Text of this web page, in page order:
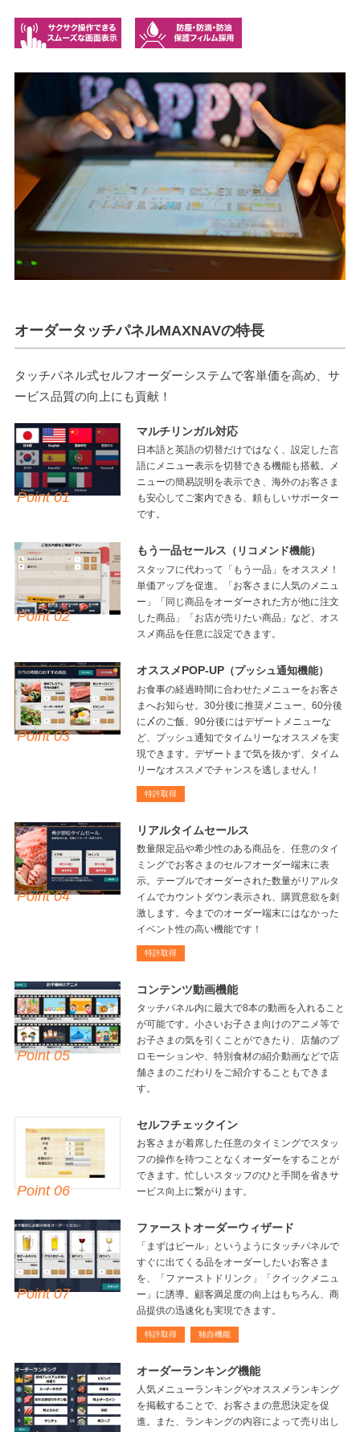
オーダータッチパネルMAXNAVの特長
タッチパネル式セルフオーダーシステムで客単価を高め、サ
ービス品質の向上にも貢献！
Point 01
マルチリンガル対応
日本語と英語の切替だけではなく、設定した言
語にメニュー表示を切替できる機能も搭載。メ
ニューの簡易説明を表示でき、海外のお客さま
も安心してご案内できる、頼もしいサポーター
です。
Point 02
もう一品セールス （リコメンド機能）
スタッフに代わって「もう一品」をオススメ！
単価アップを促進。「お客さまに人気のメニュ
ー」「同じ商品をオーダーされた方が他に注文
した商品」「お店が売りたい商品」など、オス
スメ商品を任意に設定できます。
Point 03
オススメPOP-UP （プッシュ通知機能）
お食事の経過時間に合わせたメニューをお客さ
まへお知らせ。30分後に推奨メニュー、60分後
に〆のご飯、90分後にはデザートメニューな
ど、プッシュ通知でタイムリーなオススメを実
現できます。デザートまで気を抜かず、タイム
リーなオススメでチャンスを逃しません！
特許取得
Point 04
リアルタイムセールス
数量限定品や希少性のある商品を、任意のタイ
ミングでお客さまのセルフオーダー端末に表
示。テーブルでオーダーされた数量がリアルタ
イムでカウントダウン表示され、購買意欲を刺
激します。今までのオーダー端末にはなかった
イベント性の高い機能です！
特許取得
Point 05
コンテンツ動画機能
タッチパネル内に最大で8本の動画を入れること
が可能です。小さいお子さま向けのアニメ等で
お子さまの気を引くことができたり、店舗のプ
ロモーションや、特別食材の紹介動画などで店
舗さまのこだわりをご紹介することもできま
す。
Point 06
セルフチェックイン
お客さまが着席した任意のタイミングでスタッ
フの操作を待つことなくオーダーをすることが
できます。忙しいスタッフのひと手間を省きサ
ービス向上に繋がります。
Point 07
ファーストオーダーウィザード
「まずはビール」というようにタッチパネルで
すぐに出てくる品をオーダーしたいお客さま
を、「ファーストドリンク」「クイックメニュ
ー」に誘導。顧客満足度の向上はもちろん、商
品提供の迅速化も実現できます。
特許取得 独自機能
オーダーランキング機能
人気メニューランキングやオススメランキング
を掲載することで、お客さまの意思決定を促
進。また、ランキングの内容によって売り出し